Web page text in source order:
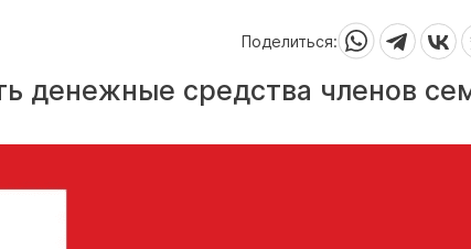
Поделиться:
денежные средства членов